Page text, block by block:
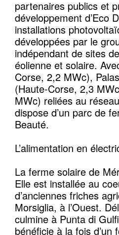
partenaires publics et
développement d’Eco
installations
développées par le
indépendant de sites
éolienne et solaire.
Corse, 2,2 MWc),
(Haute-Corse, 2,3
MWc) reliées au
dispose d’un parc de
Beauté.
L’alimentation en
La ferme solaire de
Elle est installée au
d’anciennes friches
Morsiglia, à l’Ouest.
culmine à Punta di
bénéficie à la fois d’un